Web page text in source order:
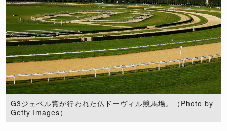
G3ジェベル賞が行われた仏ドーヴィル競馬場。（Photo by
Getty Images）